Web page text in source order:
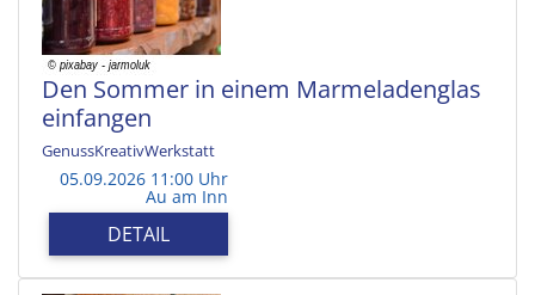
Den Sommer in einem Marmeladenglas
einfangen
GenussKreativWerkstatt
05.09.2026 11:00 Uhr
Au am Inn
DETAIL